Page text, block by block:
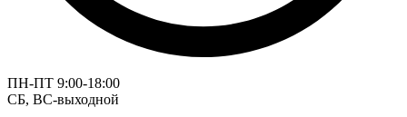
ПН-ПТ 9:00-18:00
СБ, ВС-выходной